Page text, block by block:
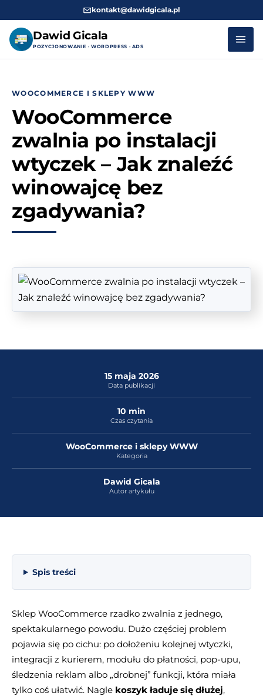
kontakt@dawidgicala.pl
Dawid Gicala
POZYCJONOWANIE · WORDPRESS · ADS
treściWOOCOMMERCE I SKLEPY WWW
WooCommerce
zwalnia po instalacji
wtyczek – Jak znaleźć
winowajcę bez
zgadywania?
15 maja 2026
Data publikacji
10 min
Czas czytania
WooCommerce i sklepy WWW
Kategoria
Dawid Gicala
Autor artykułu
Spis treści
Sklep WooCommerce rzadko zwalnia z jednego,
spektakularnego powodu. Dużo częściej problem
pojawia się po cichu: po dołożeniu kolejnej wtyczki,
integracji z kurierem, modułu do płatności, pop-upu,
śledzenia reklam albo „drobnej” funkcji, która miała
tylko coś ułatwić. Nagle koszyk ładuje się dłużej,